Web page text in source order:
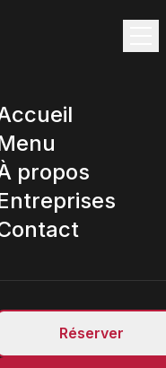
propos
Réserver
Prive
a Paris. Pate